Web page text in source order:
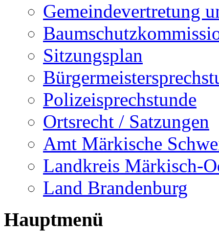
Gemeindevertretung
Sitzungsplan
Polizeisprechstunde
Ortsrecht / Satzungen
Amt Märkische
Landkreis Märkisch-
Land Brandenburg
Hauptmenü